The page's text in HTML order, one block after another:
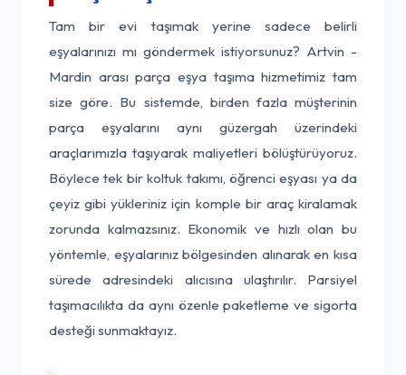
Tam bir evi taşımak yerine sadece belirli
eşyalarınızı mı göndermek istiyorsunuz? Artvin -
Mardin arası parça eşya taşıma hizmetimiz tam
size göre. Bu sistemde, birden fazla müşterinin
parça eşyalarını aynı güzergah üzerindeki
araçlarımızla taşıyarak maliyetleri bölüştürüyoruz.
Böylece tek bir koltuk takımı, öğrenci eşyası ya da
çeyiz gibi yükleriniz için komple bir araç kiralamak
zorunda kalmazsınız. Ekonomik ve hızlı olan bu
yöntemle, eşyalarınız bölgesinden alınarak en kısa
sürede adresindeki alıcısına ulaştırılır. Parsiyel
taşımacılıkta da aynı özenle paketleme ve sigorta
desteği sunmaktayız.